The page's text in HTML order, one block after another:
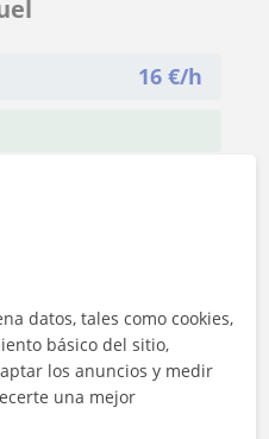
16 €/h
datos, tales como cookies,
básico del sitio,
los anuncios y medir
una mejor